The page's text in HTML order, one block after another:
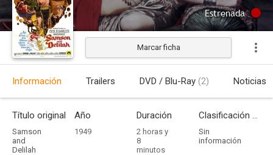
Estrenada
Marcar ficha
Información Trailers DVD / Blu-Ray (2) Noticias
Título original
Samson
and
Delilah
Año
1949
Duración
2 horas y
8
minutos
Clasificación por edades
Sin
información